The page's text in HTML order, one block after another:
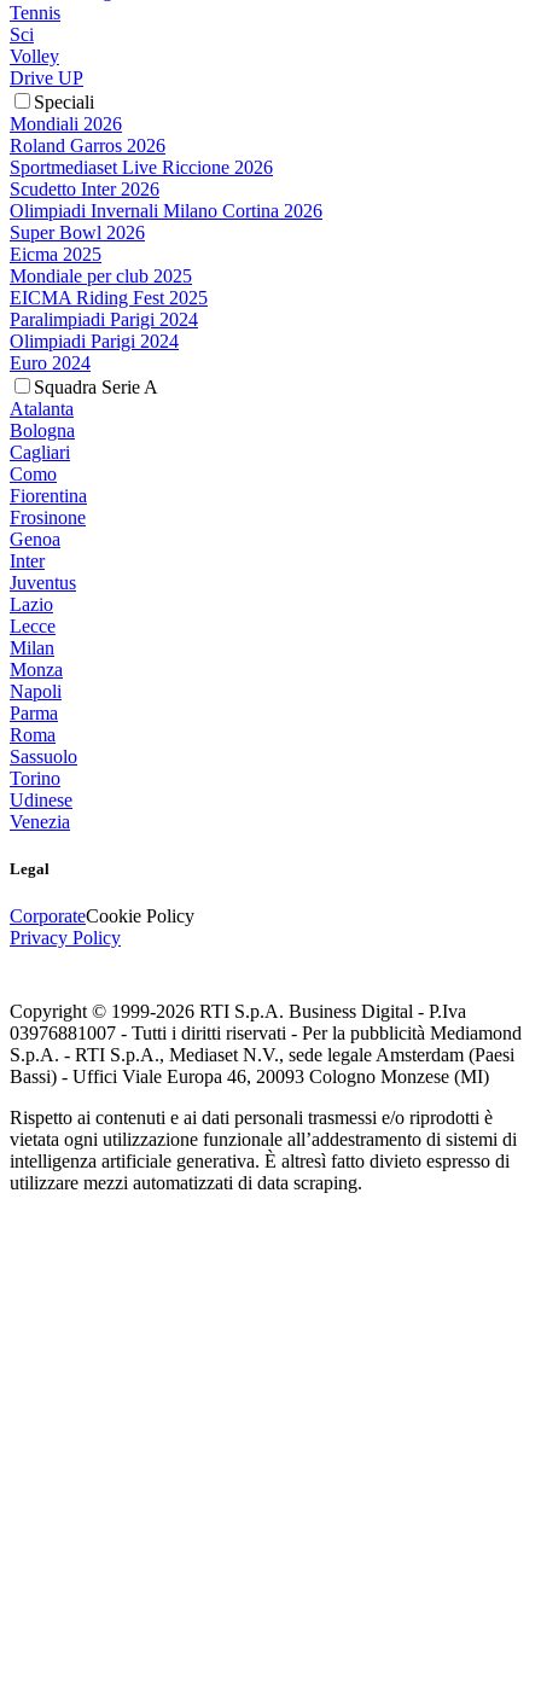
Tennis
Sci
Volley
Drive UP
Speciali
Mondiali 2026
Roland Garros 2026
Sportmediaset Live Riccione 2026
Scudetto Inter 2026
Olimpiadi Invernali Milano Cortina 2026
Super Bowl 2026
Eicma 2025
Mondiale per club 2025
EICMA Riding Fest 2025
Paralimpiadi Parigi 2024
Olimpiadi Parigi 2024
Euro 2024
Squadra Serie A
Atalanta
Bologna
Cagliari
Como
Fiorentina
Frosinone
Genoa
Inter
Juventus
Lazio
Lecce
Milan
Monza
Napoli
Parma
Roma
Sassuolo
Torino
Udinese
Venezia
Legal
CorporateCookie Policy
Privacy Policy
Copyright © 1999-2026 RTI S.p.A. Business Digital - P.Iva
03976881007 - Tutti i diritti riservati - Per la pubblicità Mediamond
S.p.A. - RTI S.p.A., Mediaset N.V., sede legale Amsterdam (Paesi
Bassi) - Uffici Viale Europa 46, 20093 Cologno Monzese (MI)
Rispetto ai contenuti e ai dati personali trasmessi e/o riprodotti è
vietata ogni utilizzazione funzionale all’addestramento di sistemi di
intelligenza artificiale generativa. È altresì fatto divieto espresso di
utilizzare mezzi automatizzati di data scraping.